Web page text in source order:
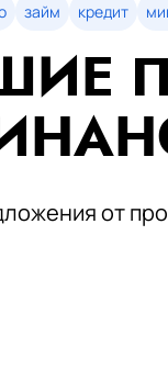
займ кредит
от